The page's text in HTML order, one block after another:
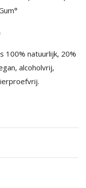
100% natuurlijk, 20%
alcoholvrij,